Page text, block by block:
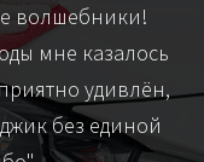
волшебники!
мне казалось
удивлён,
без единой